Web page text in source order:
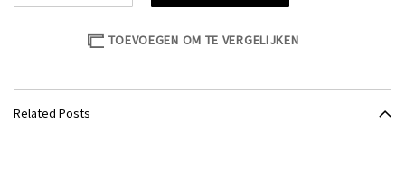
TOEVOEGEN OM TE VERGELIJKEN
Related Posts